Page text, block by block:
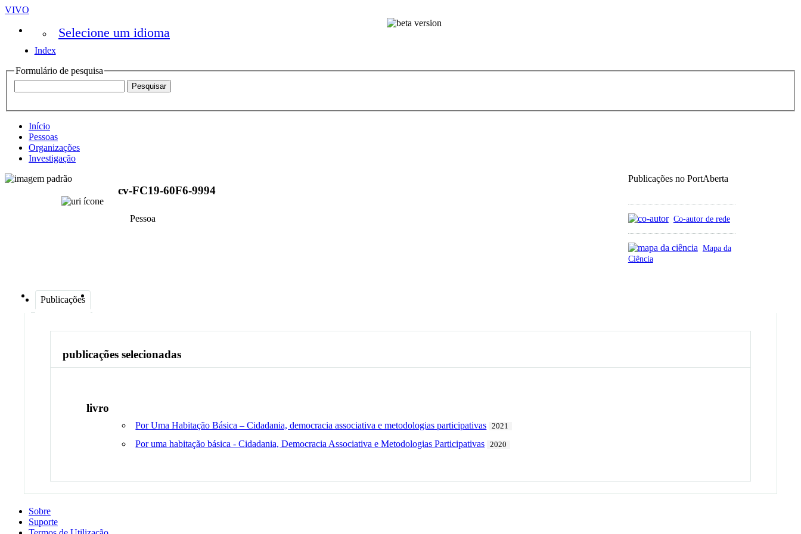
VIVO
Selecione um idioma
Index
Formulário de pesquisa
Início
Pessoas
Organizações
Investigação
Publicações no PortAberta
Co-autor de rede
Mapa da
Ciência
cv-FC19-60F6-9994
Pessoa
Publicações
publicações selecionadas
livro
Por Uma Habitação Básica – Cidadania, democracia associativa e metodologias participativas 2021
Por uma habitação básica - Cidadania, Democracia Associativa e Metodologias Participativas 2020
Sobre
Suporte